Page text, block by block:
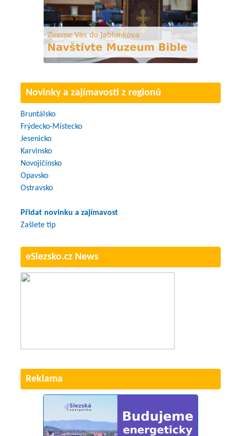
Novinky a zajímavosti z regionů
Bruntálsko
Frýdecko-Místecko
Jesenicko
Karvinsko
Novojičínsko
Opavsko
Ostravsko
Přidat novinku a zajímavost
Zašlete tip
eSlezsko.cz News
Reklama